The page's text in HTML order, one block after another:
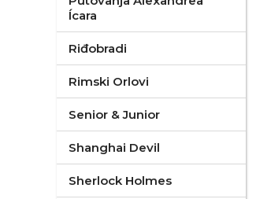
Ícara
Riđobradi
Rimski Orlovi
Senior & Junior
Shanghai Devil
Sherlock Holmes